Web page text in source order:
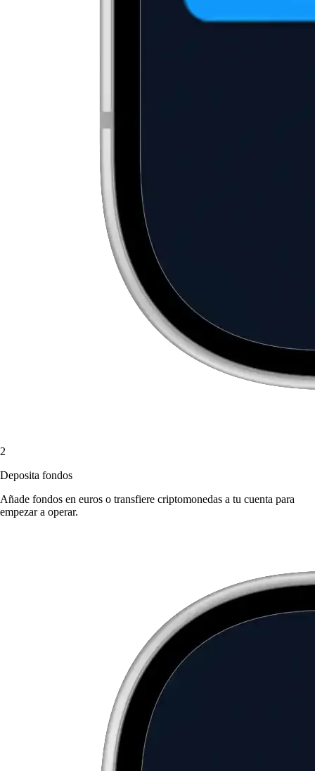
2
Deposita fondos
Añade fondos en euros o transfiere criptomonedas a tu cuenta para
empezar a operar.